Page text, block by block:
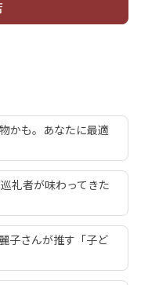
かも。あなたに最適
礼者が味わってきた
子さんが推す「子ど